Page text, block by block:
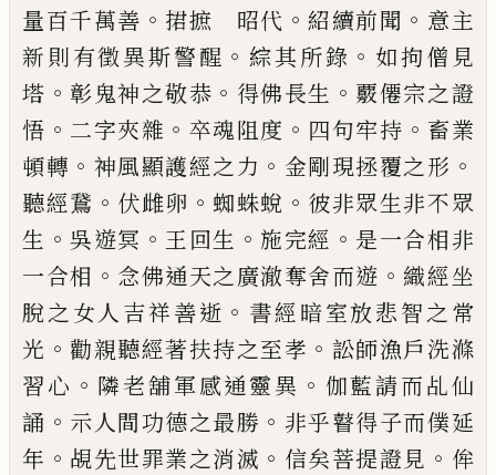
量百千萬善 。 捃摭 昭代 。 紹續前聞 。 意主
新則有徵異斯警醒 。 綜其所錄 。 如拘僧見
塔 。 彰鬼神之敬恭 。 得佛長生 。 覈僊宗之證
悟 。 二字夾雜 。 卒魂阻度 。 四句牢持 。 畜業
頓轉 。 神風顯護經之力 。 金剛現拯覆之形 。
聽經鵞 。 伏雌卵 。 蜘蛛蛻 。 彼非眾生非不眾
生 。吳遊冥 。 王回生 。 施完經 。 是一合相非
一合相 。 念佛通天之廣澈奪舍而遊 。 織經坐
脫之女人吉祥善逝 。 書經暗室放悲智之常
光 。勸親聽經著扶持之至孝 。 訟師漁戶洗滌
習心 。 隣老舖軍感通靈異 。 伽藍請而乩仙
誦 。 示人間功德之最勝 。 非乎瞽得子而僕延
年 。 覘先世罪業之消滅 。 信矣菩提證見 。 侔